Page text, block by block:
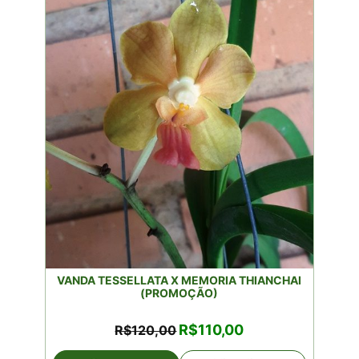
VANDA TESSELLATA X MEMORIA THIANCHAI
(PROMOÇÃO)
R$120,00 O
preço
original
R$110,00O
atual